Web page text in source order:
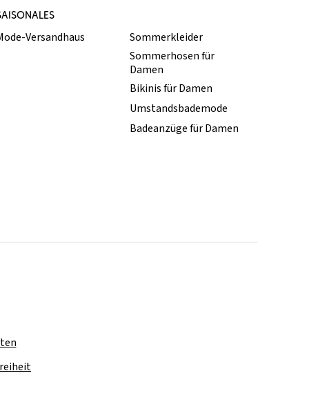
Versandhaus
Sommerkleider
Sommerhosen für
Damen
Bikinis für Damen
Umstandsbademode
Badeanzüge für Damen